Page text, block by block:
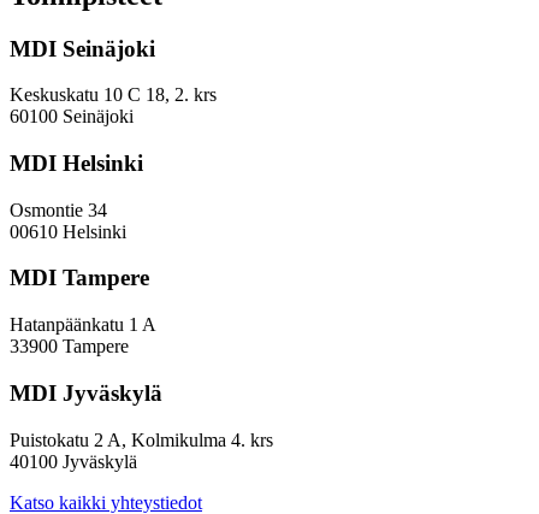
ja
MDI Seinäjoki
Keskuskatu 10 C 18, 2. krs
60100 Seinäjoki
MDI Helsinki
Osmontie 34
00610 Helsinki
MDI Tampere
Hatanpäänkatu 1 A
33900 Tampere
MDI Jyväskylä
Puistokatu 2 A, Kolmikulma 4. krs
40100 Jyväskylä
Katso kaikki yhteystiedot